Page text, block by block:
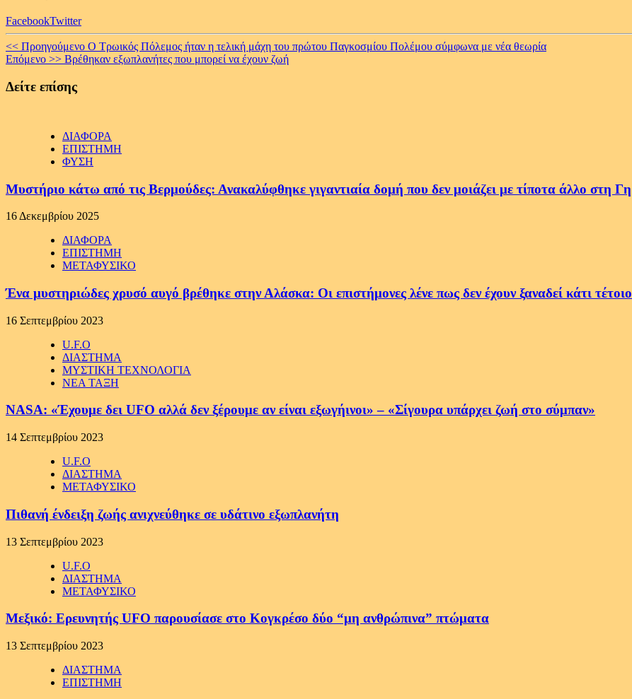
FacebookTwitter
Continue
Reading
<< Προηγούμενο Ο Τρωικός Πόλεμος ήταν η τελική μάχη του πρώτου Παγκοσμίου Πολέμου σύμφωνα με νέα θεωρία
Επόμενο >> Βρέθηκαν εξωπλανήτες που μπορεί να έχουν ζωή
Δείτε επίσης
ΔΙΑΦΟΡΑ
ΕΠΙΣΤΗΜΗ
ΦΥΣΗ
Μυστήριο κάτω από τις Βερμούδες: Ανακαλύφθηκε γιγαντιαία δομή που δεν μοιάζει με τίποτα άλλο στη Γη
16 Δεκεμβρίου 2025
ΔΙΑΦΟΡΑ
ΕΠΙΣΤΗΜΗ
ΜΕΤΑΦΥΣΙΚΟ
Ένα μυστηριώδες χρυσό αυγό βρέθηκε στην Αλάσκα: Οι επιστήμονες λένε πως δεν έχουν ξαναδεί κάτι τέτοιο
16 Σεπτεμβρίου 2023
U.F.O
ΔΙΑΣΤΗΜΑ
ΜΥΣΤΙΚΗ ΤΕΧΝΟΛΟΓΙΑ
ΝΕΑ ΤΑΞΗ
NASA: «Έχουμε δει UFO αλλά δεν ξέρουμε αν είναι εξωγήινοι» – «Σίγουρα υπάρχει ζωή στο σύμπαν»
14 Σεπτεμβρίου 2023
U.F.O
ΔΙΑΣΤΗΜΑ
ΜΕΤΑΦΥΣΙΚΟ
Πιθανή ένδειξη ζωής ανιχνεύθηκε σε υδάτινο εξωπλανήτη
13 Σεπτεμβρίου 2023
U.F.O
ΔΙΑΣΤΗΜΑ
ΜΕΤΑΦΥΣΙΚΟ
Μεξικό: Ερευνητής UFO παρουσίασε στο Κογκρέσο δύο “μη ανθρώπινα” πτώματα
13 Σεπτεμβρίου 2023
ΔΙΑΣΤΗΜΑ
ΕΠΙΣΤΗΜΗ